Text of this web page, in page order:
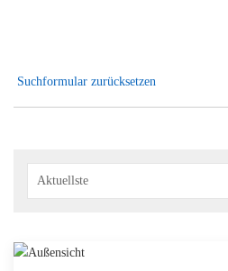
Suchformular zurücksetzen